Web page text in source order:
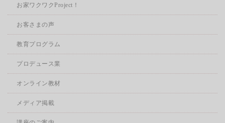
お家ワクワクProject！
お客さまの声
教育プログラム
プロデュース業
オンライン教材
メディア掲載